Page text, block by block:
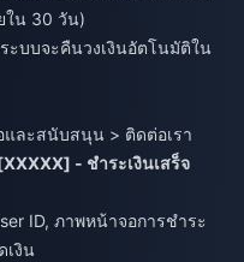
ใน 30 วัน)
ะบบจะคืนวงเงินอัตโนมัติใน
และสนับสนุน > ติดต่อเรา
- ชำระเงินเสร็จ
ID, ภาพหน้าจอการชำระ
เงิน